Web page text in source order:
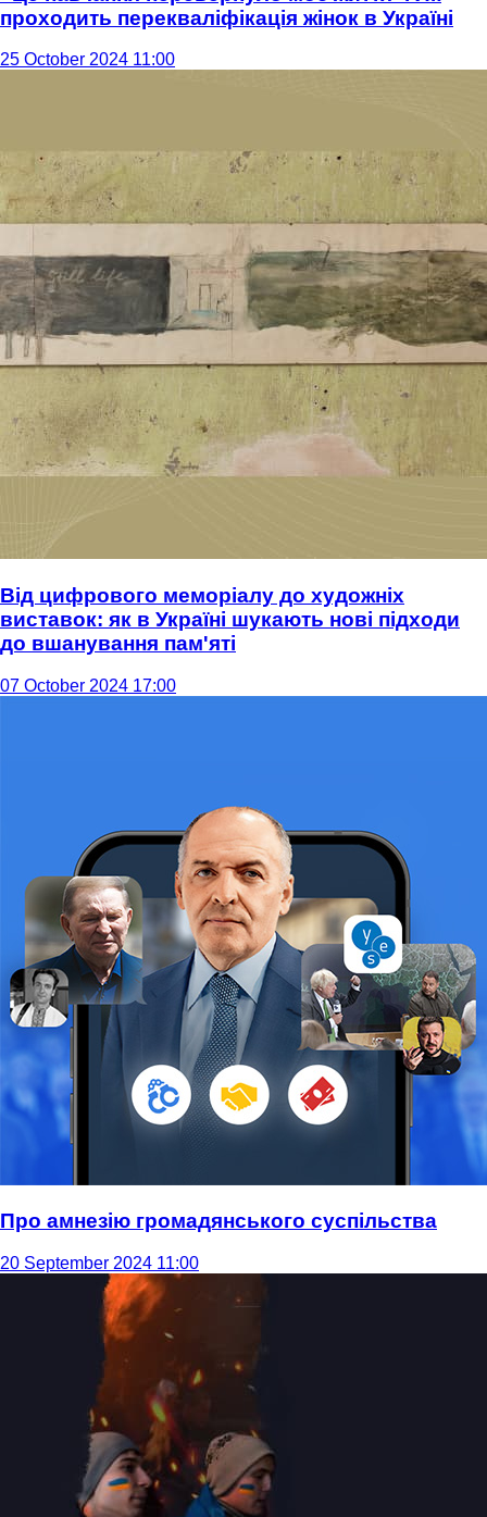
проходить перекваліфікація жінок в Україні
25 October 2024 11:00
Від цифрового меморіалу до художніх
виставок: як в Україні шукають нові підходи
до вшанування пам'яті
07 October 2024 17:00
Про амнезію громадянського суспільства
20 September 2024 11:00